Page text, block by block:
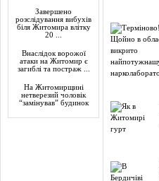
Завершено
розслідування вибухів
біля Житомира влітку
20 ...
Внаслідок ворожої
атаки на Житомир є
загиблі та постраж ...
На Житомирщині
нетверезий чоловік
“замінував” будинок